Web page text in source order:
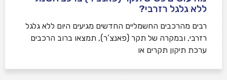
ללא גלגל רזרבי?
רבים מהרכבים החשמליים החדשים מגיעים היום ללא גלגל
רזרבי, ובמקרה של תקר (פאנצ’ר), תמצאו ברוב הרכבים
ערכת תיקון תקרים או